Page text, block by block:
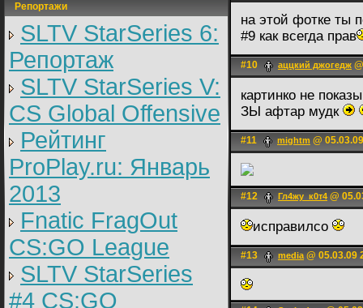
Репортажи
SLTV StarSeries 6:
Репортаж
SLTV StarSeries V:
CS Global Offensive
Рейтинг
ProPlay.ru: Январь
2013
Fnatic FragOut
CS:GO League
SLTV StarSeries
#4 CS:GO
на этой фотке ты
#9 как всегда прав
#10 аццкий джогедж
картинко не
ЗЫ афтар мудк
#11 mightm @
#12 Гл4жу_к0т4 @
исправилсо
#13 media@ 05.03.09